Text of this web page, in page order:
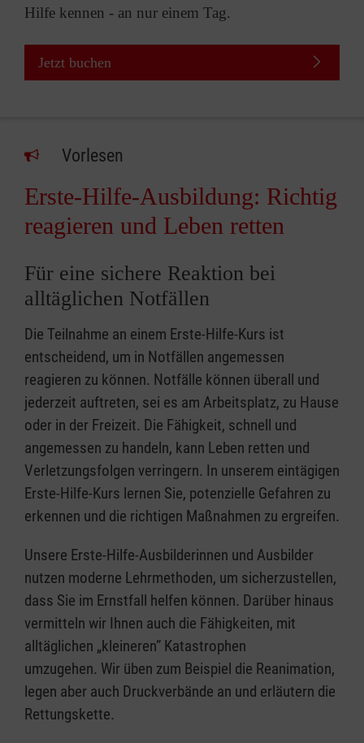
Hilfe kennen - an nur einem Tag.
Jetzt buchen
Vorlesen
Erste-Hilfe-Ausbildung: Richtig
reagieren und Leben retten
Für eine sichere Reaktion bei
alltäglichen Notfällen
Die Teilnahme an einem Erste-Hilfe-Kurs ist
entscheidend, um in Notfällen angemessen
reagieren zu können. Notfälle können überall und
jederzeit auftreten, sei es am Arbeitsplatz, zu Hause
oder in der Freizeit. Die Fähigkeit, schnell und
angemessen zu handeln, kann Leben retten und
Verletzungsfolgen verringern. In unserem eintägigen
Erste-Hilfe-Kurs lernen Sie, potenzielle Gefahren zu
erkennen und die richtigen Maßnahmen zu ergreifen.
Unsere Erste-Hilfe-Ausbilderinnen und Ausbilder
nutzen moderne Lehrmethoden, um sicherzustellen,
dass Sie im Ernstfall helfen können. Darüber hinaus
vermitteln wir Ihnen auch die Fähigkeiten, mit
alltäglichen „kleineren” Katastrophen
umzugehen. Wir üben zum Beispiel die Reanimation,
legen aber auch Druckverbände an und erläutern die
Rettungskette.